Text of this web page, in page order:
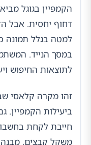
הקמפיין בגוגל
דחוף יחסית. אבל
למטה בגלל תמונה
במסך הנייד.
לתוצאות החיפוש
זהו מקרה קלאסי
ביעילות הקמפיין.
חייבת לקחת
משקל קבצים, מבנה